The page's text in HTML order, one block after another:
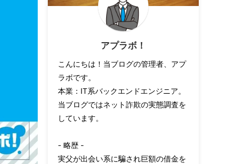
アプラボ！
こんにちは！当ブログの管理者、アプ
ラボです。
本業：IT系バックエンドエンジニア。
当ブログではネット詐欺の実態調査を
しています。
- 略歴 -
実父が出会い系に騙され巨額の借金を